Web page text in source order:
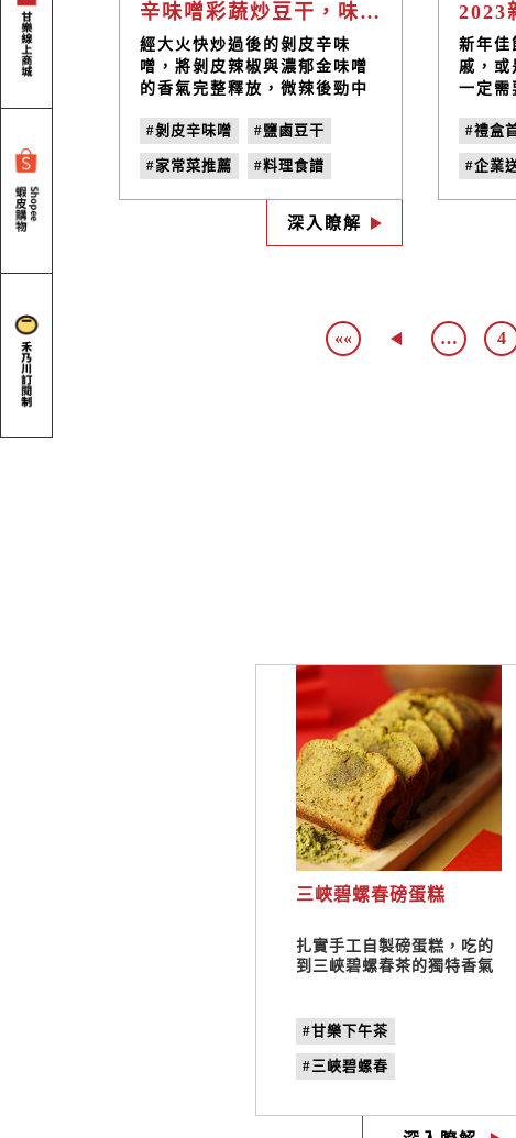
辛味噌彩蔬炒豆干，味濃不膩口的下飯家常好菜｜禾乃川小廚房
經大火快炒過後的剝皮辛味
噌，將剝皮辣椒與濃郁金味噌
的香氣完整釋放，微辣後勁中
脆的蔬菜帶來更多層次的口
感，味濃而不膩口的配飯神
菜，若是動作慢了一步可就全
盤皆空！
#剝皮辛味噌 #鹽鹵豆干
#家常菜推薦 #料理食譜
#剝皮辣椒醬 #家常料理
深入瞭解
新年佳
戚，或
一定需
任何
由臺灣
無添加
輕鬆搭
#禮盒
#企業
#中秋
«« … 4
三峽碧螺春磅蛋糕
扎實手工自製磅蛋糕，吃的
到三峽碧螺春茶的獨特香氣
#甘樂下午茶
#三峽碧螺春